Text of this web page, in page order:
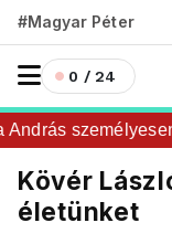
#Magyar Péter
0 / 24
személyesen
Kövér
életünket